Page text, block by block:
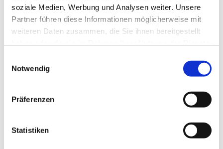
soziale Medien, Werbung und Analysen weiter. Unsere
Partner führen diese Informationen möglicherweise mit
weiteren Daten zusammen, die Sie ihnen bereitgestellt
Notwendig
Präferenzen
Statistiken